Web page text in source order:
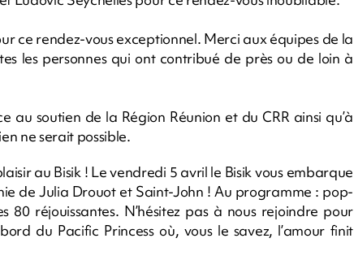
ce rendez-vous exceptionnel. Merci aux équipes de la
les personnes qui ont contribué de près ou de loin à
au soutien de la Région Réunion et du CRR ainsi qu’à
ne serait possible.
au Bisik ! Le vendredi 5 avril le Bisik vous embarque
de Julia Drouot et Saint-John ! Au programme : pop-
réjouissantes. N’hésitez pas à nous rejoindre pour
du Pacific Princess où, vous le savez, l’amour finit